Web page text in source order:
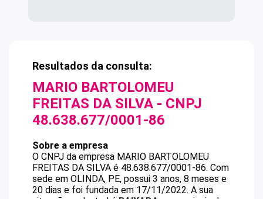
Resultados da consulta:
MARIO BARTOLOMEU
FREITAS DA SILVA - CNPJ
48.638.677/0001-86
Sobre a empresa
O CNPJ da empresa MARIO BARTOLOMEU
FREITAS DA SILVA é 48.638.677/0001-86. Com
sede em OLINDA, PE, possui 3 anos, 8 meses e
20 dias e foi fundada em 17/11/2022. A sua